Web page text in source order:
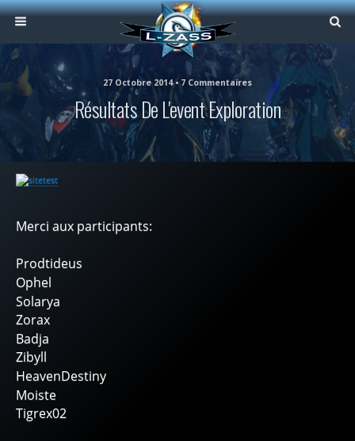
27 Octobre 2014 • 7 Commentaires
Résultats De L'event Exploration
Merci aux participants:
Prodtideus
Ophel
Solarya
Zorax
Badja
Zibyll
HeavenDestiny
Moiste
Tigrex02